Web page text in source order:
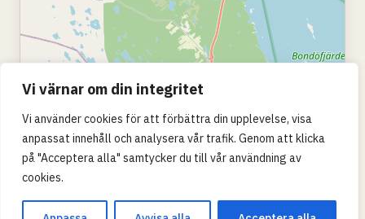
Vi värnar om din integritet
Vi använder cookies för att förbättra din upplevelse, visa
anpassat innehåll och analysera vår trafik. Genom att klicka
på "Acceptera alla" samtycker du till vår användning av
cookies.